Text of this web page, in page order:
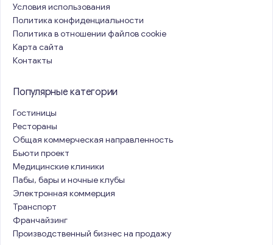
Условия использования
Политика конфиденциальности
Политика в отношении файлов cookie
Карта сайта
Контакты
Популярные категории
Гостиницы
Рестораны
Общая коммерческая направленность
Бьюти проект
Медицинские клиники
Пабы, бары и ночные клубы
Электронная коммерция
Транспорт
Франчайзинг
Производственный бизнес на продажу